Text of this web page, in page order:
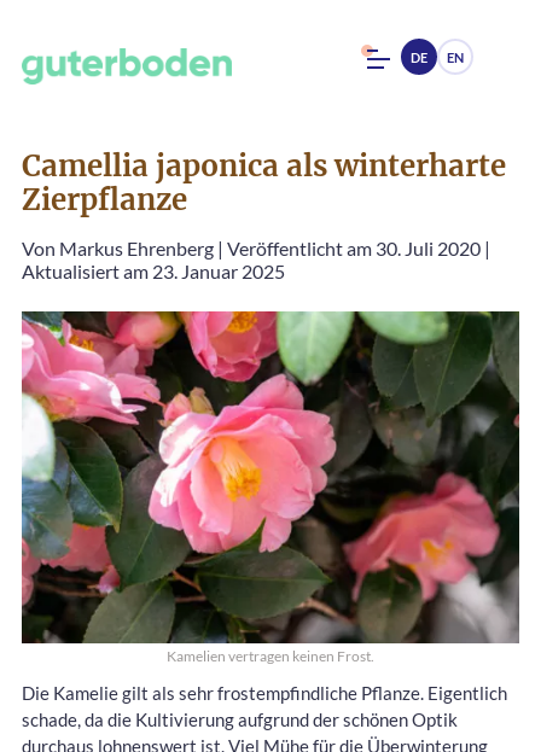
DE EN
Camellia japonica als winterharte
Zierpflanze
Von Markus Ehrenberg | Veröffentlicht am 30. Juli 2020 |
Aktualisiert am 23. Januar 2025
Kamelien vertragen keinen Frost.
Die Kamelie gilt als sehr frostempfindliche Pflanze. Eigentlich
schade, da die Kultivierung aufgrund der schönen Optik
durchaus lohnenswert ist. Viel Mühe für die Überwinterung